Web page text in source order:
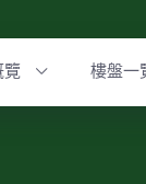
覽 樓盤一